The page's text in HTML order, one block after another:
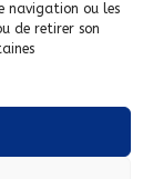
navigation ou les
de retirer son